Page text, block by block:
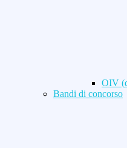
OIV
Bandi di concorso